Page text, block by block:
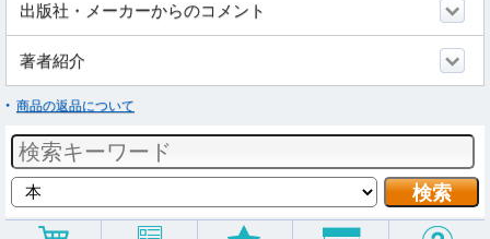
出版社・メーカーからのコメント
著者紹介
商品の返品について